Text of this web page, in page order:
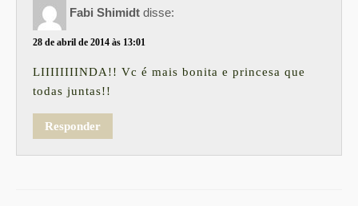
Fabi Shimidt disse:
28 de abril de 2014 às 13:01
LIIIIIIIINDA!! Vc é mais bonita e princesa que
todas juntas!!
Responder